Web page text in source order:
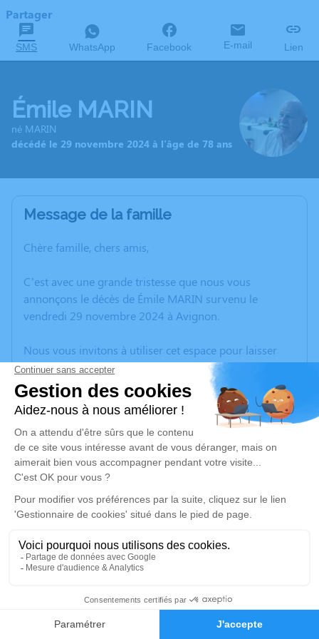
Faire-part Hommages
Partager
SMS WhatsApp Facebook E-mail Lien
Émile MARIN
né MARIN
décédé le 29 novembre 2024 à l'âge de 78 ans
Message de la famille
Chère famille, chers amis,
C’est avec une grande tristesse que nous vous
annonçons le décès de Émile MARIN survenu le
vendredi 29 novembre 2024 à Avignon.
Nous vous invitons à utiliser cet espace pour laisser
vos condoléances, partager des photos souvenirs, une
anecdote ou exprimer vos pensées à travers des
poèmes ou des textes. Cet endroit est un lieu
d'expression dédié à honorer la mémoire de Émile
MARIN.
Un service de plantation d’arbre hommage est
disponible ici.
Je rends hommage
Cérémonie civile
Crématorium de Provence et Parc Mémorial
de Provence d'Aix-en-Provence